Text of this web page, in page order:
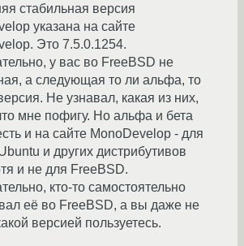
стабильная версия
указана на сайте
Это 7.5.0.1254.
у вас во FreeBSD не
а следующая то ли альфа, то
Не узнавал, какая из них,
мне пофигу. Но альфа и бета
и на сайте MonoDevelop - для
и других дистрибутивов
и не для FreeBSD.
кто-то самостоятельно
её во FreeBSD, а вы даже не
версией пользуетесь.